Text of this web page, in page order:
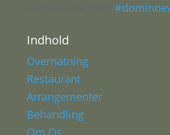
Indhold
Overnatning
Restaurant
Arrangementer
Behandling